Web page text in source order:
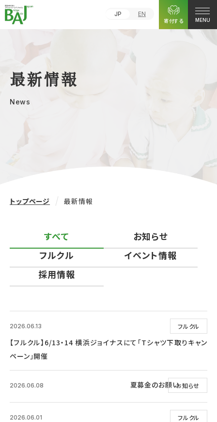
JP
EN
寄付する
MENU
最新情報
News
トップページ 最新情報
すべて
お知らせ
フルクル
イベント情報
採用情報
フルクル
2026.06.13
【フルクル】6/13・14 横浜ジョイナスにて「Tシャツ下取りキャン
ペーン」開催
お知らせ
2026.06.08 夏募金のお願い
フルクル
2026.06.01